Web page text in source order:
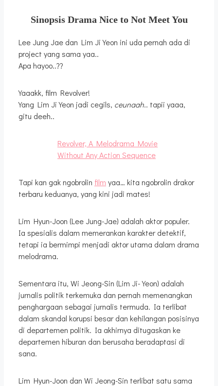
Sinopsis Drama Nice to Not Meet You
Lee Jung Jae dan Lim Ji Yeon ini uda pernah ada di
project yang sama yaa..
Apa hayoo..??
Yaaakk, film Revolver!
Yang Lim Ji Yeon jadi cegils, ceunaah.. tapii yaaa,
gitu deeh..
Revolver, A Melodrama Movie
Without Any Action Sequence
Tapi kan gak ngobrolin film yaa… kita ngobrolin drakor
terbaru keduanya, yang kini jadi mates!
Lim Hyun-Joon (Lee Jung-Jae) adalah aktor populer.
Ia spesialis dalam memerankan karakter detektif,
tetapi ia bermimpi menjadi aktor utama dalam drama
melodrama.
Sementara itu, Wi Jeong-Sin (Lim Ji-Yeon) adalah
jurnalis politik terkemuka dan pernah memenangkan
penghargaan sebagai jurnalis termuda. Ia terlibat
dalam skandal korupsi besar dan kehilangan posisinya
di departemen politik. Ia akhirnya ditugaskan ke
departemen hiburan dan berusaha beradaptasi di
sana.
Lim Hyun-Joon dan Wi Jeong-Sin terlibat satu sama